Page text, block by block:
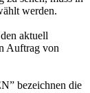
werden.
aktuell
Auftrag von
bezeichnen die